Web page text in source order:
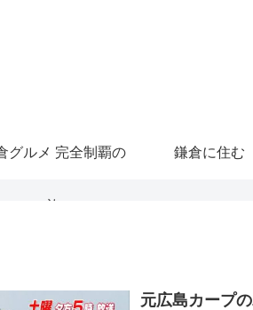
グルメ 完全制覇の
旅
鎌倉に住む
元広島カープ